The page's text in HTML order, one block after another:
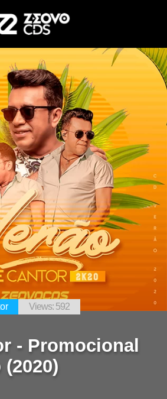
- Promocional
Views: 592